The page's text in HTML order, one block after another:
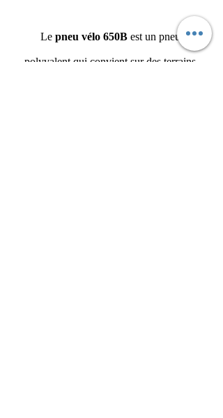
Le pneu vélo 650B est un pneu
polyvalent qui convient sur des terrains